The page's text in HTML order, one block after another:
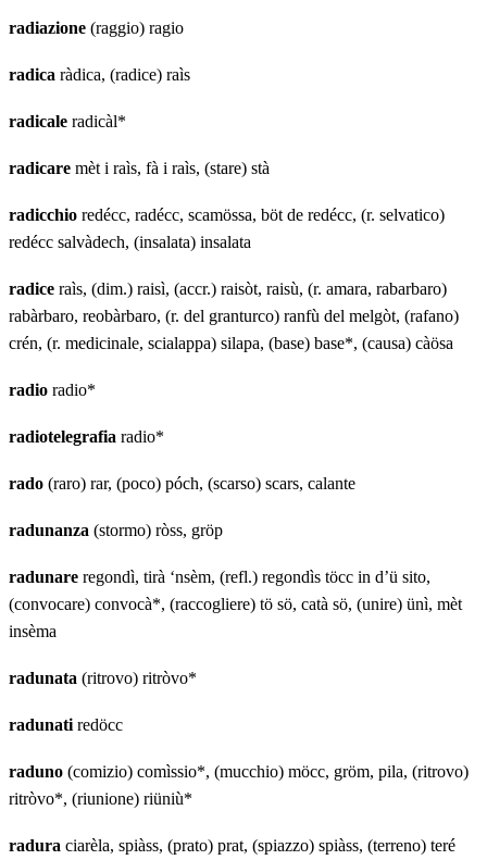
radiazione (raggio) ragio
radica ràdica, (radice) raìs
radicale radicàl*
radicare mèt i raìs, fà i raìs, (stare) stà
radicchio redécc, radécc, scamössa, böt de redécc, (r. selvatico)
redécc salvàdech, (insalata) insalata
radice raìs, (dim.) raisì, (accr.) raisòt, raisù, (r. amara, rabarbaro)
rabàrbaro, reobàrbaro, (r. del granturco) ranfù del melgòt, (rafano)
crén, (r. medicinale, scialappa) silapa, (base) base*, (causa) càösa
radio radio*
radiotelegrafia radio*
rado (raro) rar, (poco) póch, (scarso) scars, calante
radunanza (stormo) ròss, gröp
radunare regondì, tirà ‘nsèm, (refl.) regondìs töcc in d’ü sito,
(convocare) convocà*, (raccogliere) tö sö, catà sö, (unire) ünì, mèt
insèma
radunata (ritrovo) ritròvo*
radunati redöcc
raduno (comizio) comìssio*, (mucchio) möcc, gröm, pila, (ritrovo)
ritròvo*, (riunione) riüniù*
radura ciarèla, spiàss, (prato) prat, (spiazzo) spiàss, (terreno) teré